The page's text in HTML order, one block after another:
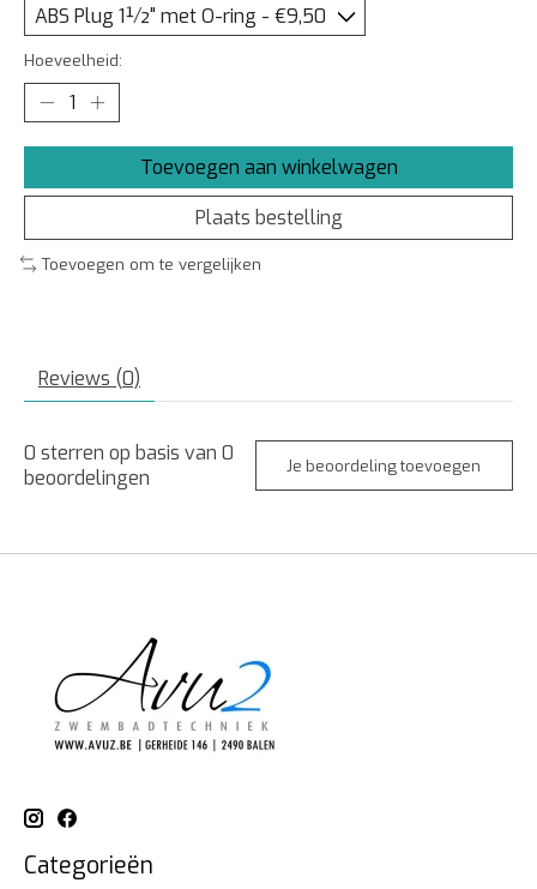
Hoeveelheid:
Toevoegen aan winkelwagen
Plaats bestelling
Toevoegen om te vergelijken
Reviews (0)
0 sterren op basis van 0
beoordelingen
Je beoordeling toevoegen
Categorieën